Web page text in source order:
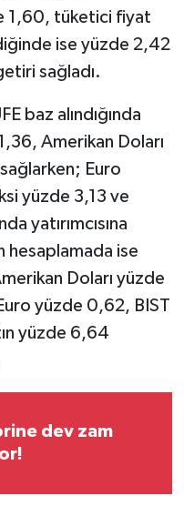
1,60, tüketici fiyat
ise yüzde 2,42
sağladı.
baz alındığında
Amerikan Doları
Euro
yüzde 3,13 ve
yatırımcısına
hesaplamada ise
Doları yüzde
yüzde 0,62, BIST
yüzde 6,64
dev zam